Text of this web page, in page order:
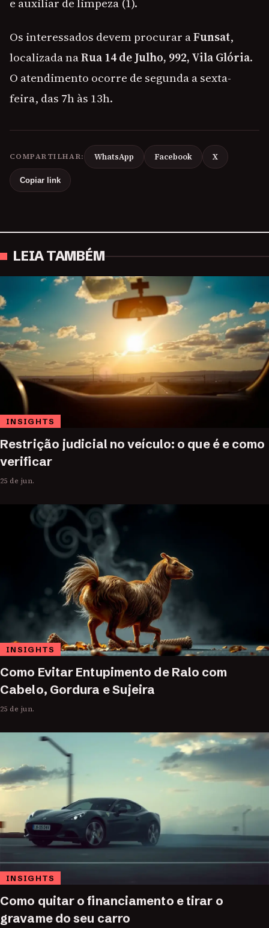
Os interessados devem procurar aFunsat,
localizada naRua 14 de Julho, 992, Vila Glória.
O atendimento ocorre de segunda a sexta-
feira, das 7h às 13h.
COMPARTILHAR: WhatsApp Facebook X
Copiar link
LEIA TAMBÉM
INSIGHTS
Restrição judicial no veículo: o que é e como
verificar
25 de jun.
INSIGHTS
Como Evitar Entupimento de Ralo com
Cabelo, Gordura e Sujeira
25 de jun.
INSIGHTS
Como quitar o financiamento e tirar o
gravame do seu carro